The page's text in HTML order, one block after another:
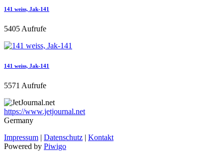
141 weiss, Jak-141
5405 Aufrufe
141 weiss, Jak-141
5571 Aufrufe
https://www.jetjournal.net
Germany
Impressum | Datenschutz | Kontakt
Powered by Piwigo